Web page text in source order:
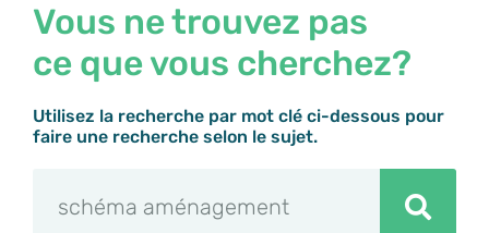
Vous ne trouvez pas
ce que vous cherchez?
Utilisez la recherche par mot clé ci-dessous pour
faire une recherche selon le sujet.